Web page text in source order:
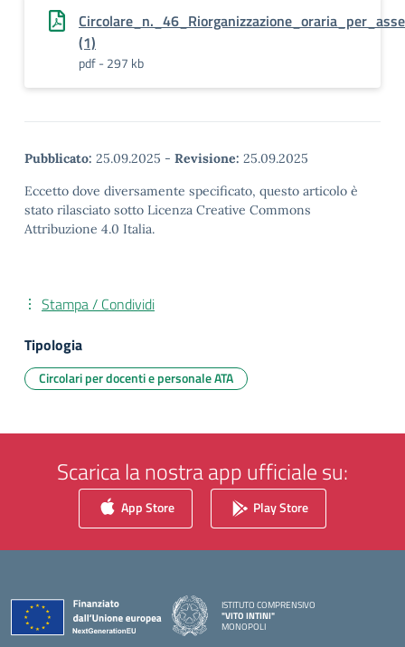
(1)
pdf - 297 kb
Pubblicato: 25.09.2025 - Revisione: 25.09.2025
Eccetto dove diversamente specificato, questo articolo è
stato rilasciato sotto Licenza Creative Commons
Attribuzione 4.0 Italia.
Stampa / Condividi
Tipologia
Circolari per docenti e personale ATA
Scarica la nostra app ufficiale su:
App Store Play Store
ISTITUTO COMPRENSIVO
"VITO INTINI"
MONOPOLI